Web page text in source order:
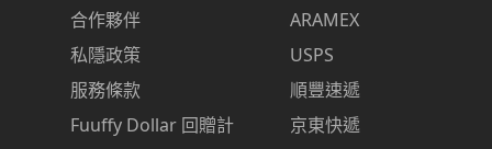
合作夥伴
私隱政策
服務條款
Fuuffy Dollar 回贈計
ARAMEX
USPS
順豐速遞
京東快遞